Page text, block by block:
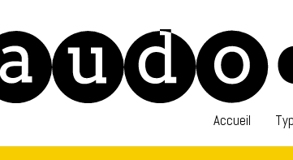
Accueil